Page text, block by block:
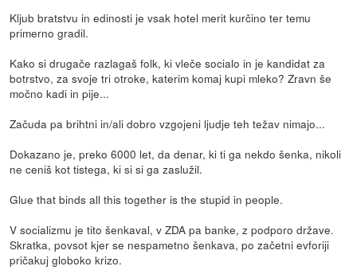
Kljub bratstvu in edinosti je vsak hotel merit kurčino ter temu
primerno gradil.
Kako si drugače razlagaš folk, ki vleče socialo in je kandidat za
botrstvo, za svoje tri otroke, katerim komaj kupi mleko? Zravn še
močno kadi in pije...
Začuda pa brihtni in/ali dobro vzgojeni ljudje teh težav nimajo...
Dokazano je, preko 6000 let, da denar, ki ti ga nekdo šenka, nikoli
ne ceniš kot tistega, ki si si ga zaslužil.
Glue that binds all this together is the stupid in people.
V socializmu je tito šenkaval, v ZDA pa banke, z podporo države.
Skratka, povsot kjer se nespametno šenkava, po začetni evforiji
pričakuj globoko krizo.